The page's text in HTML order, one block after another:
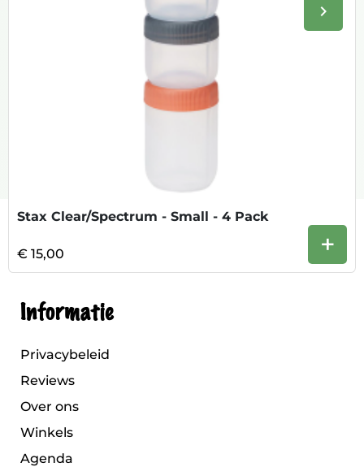
keyboard_arrow_right
Stax Clear/Spectrum - Small - 4 Pack
€ 15,00 +
Informatie
Privacybeleid
Reviews
Over ons
Winkels
Agenda